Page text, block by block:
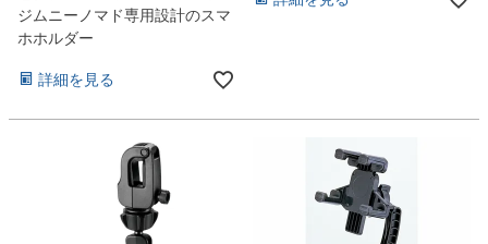
ジムニーノマド専用設計のスマ
ホホルダー
詳細を見る